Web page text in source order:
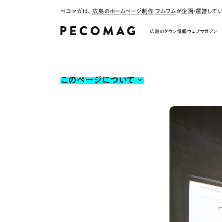
ペコマガは、 広島のホームページ制作 フムフムが企画・運営して
広島のタウン情報ウェブマガジン
このページについて